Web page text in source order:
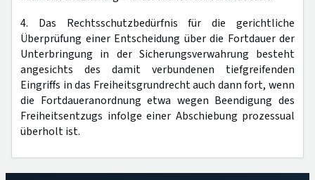
4. Das Rechtsschutzbedürfnis für die gerichtliche
Überprüfung einer Entscheidung über die Fortdauer der
Unterbringung in der Sicherungsverwahrung besteht
angesichts des damit verbundenen tiefgreifenden
Eingriffs in das Freiheitsgrundrecht auch dann fort, wenn
die Fortdaueranordnung etwa wegen Beendigung des
Freiheitsentzugs infolge einer Abschiebung prozessual
überholt ist.